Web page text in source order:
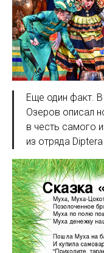
Еще один факт.
Озеров описал
в честь самого
из отряда